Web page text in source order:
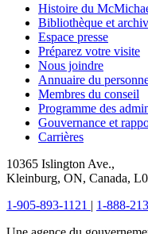
Histoire du
Bibliothèque et
Espace presse
Préparez votre visite
Nous joindre
Annuaire du
Membres du conseil
Programme des
Gouvernance et
Carrières
10365 Islington Ave.,
Kleinburg, ON, Canada,
1-905-893-1121 | 1-888-